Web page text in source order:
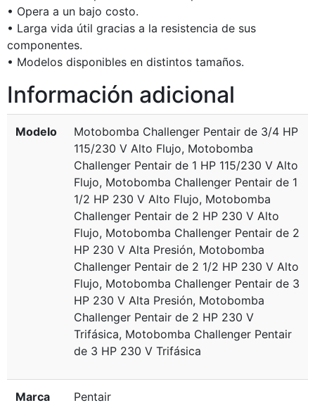
• Opera a un bajo costo.
• Larga vida útil gracias a la resistencia de sus
componentes.
• Modelos disponibles en distintos tamaños.
Información adicional
Modelo
Motobomba Challenger Pentair de 3/4 HP
115/230 V Alto Flujo, Motobomba
Challenger Pentair de 1 HP 115/230 V Alto
Flujo, Motobomba Challenger Pentair de 1
1/2 HP 230 V Alto Flujo, Motobomba
Challenger Pentair de 2 HP 230 V Alto
Flujo, Motobomba Challenger Pentair de 2
HP 230 V Alta Presión, Motobomba
Challenger Pentair de 2 1/2 HP 230 V Alto
Flujo, Motobomba Challenger Pentair de 3
HP 230 V Alta Presión, Motobomba
Challenger Pentair de 2 HP 230 V
Trifásica, Motobomba Challenger Pentair
de 3 HP 230 V Trifásica
Marca Pentair